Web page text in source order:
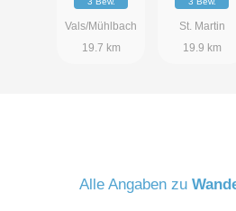
Vals/Mühlbach
19.7 km
St. Martin
19.9 km
Alle Angaben zu